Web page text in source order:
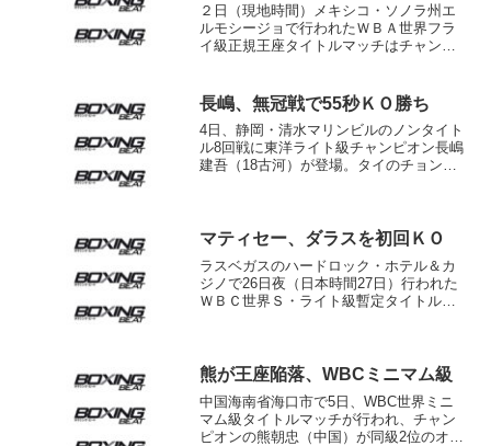
２日（現地時間）メキシコ・ソノラ州エ
ルモシージョで行われたＷＢＡ世界フラ
イ級正規王座タイトルマッチはチャンピ
ィリピン）を３回ＴＫＯで下し、４月パ
ナマでルイス・コンセ...
長嶋、無冠戦で55秒ＫＯ勝ち
4日、静岡・清水マリンビルのノンタイト
ル8回戦に東洋ライト級チャンピオン長嶋
建吾（18古河）が登場。タイのチョンラ
を繰り出すとこ...
マティセー、ダラスを初回ＫＯ
ラスベガスのハードロック・ホテル＆カ
ジノで26日夜（日本時間27日）行われた
ＷＢＣ世界Ｓ・ライト級暫定タイトルマ
戦で獲得した王座の初防...
熊が王座陥落、WBCミニマム級
中国海南省海口市で5日、WBC世界ミニ
マム級タイトルマッチが行われ、チャン
ピオンの熊朝忠（中国）が同級2位のオス